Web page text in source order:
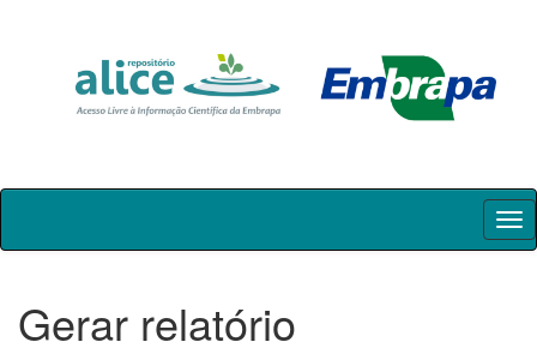
Skip
Gerar relatório